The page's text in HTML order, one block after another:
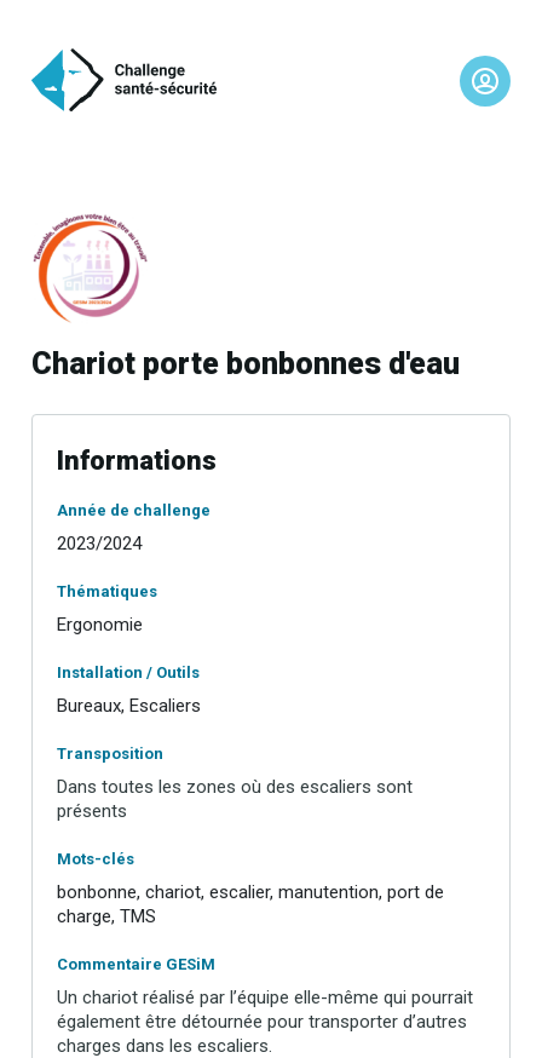
Chariot porte bonbonnes d'eau
Informations
Année de challenge
2023/2024
Thématiques
Ergonomie
Installation / Outils
Bureaux, Escaliers
Transposition
Dans toutes les zones où des escaliers sont
présents
Mots-clés
bonbonne, chariot, escalier, manutention, port de
charge, TMS
Commentaire GESiM
Un chariot réalisé par l’équipe elle-même qui pourrait
également être détournée pour transporter d’autres
charges dans les escaliers.